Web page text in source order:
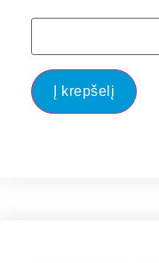
Į krepšelį